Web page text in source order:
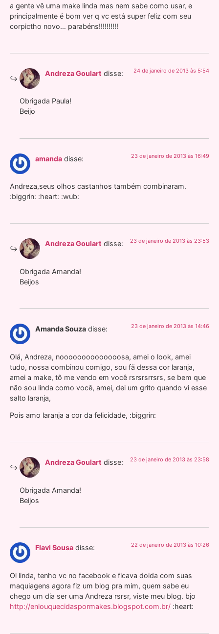
a gente vê uma make linda mas nem sabe como usar, e
principalmente é bom ver q vc está super feliz com seu
corpictho novo… parabéns!!!!!!!!!!
Andreza Goulart disse: 24 de janeiro de 2013 às 5:54
Obrigada Paula!
Beijo
amanda disse: 23 de janeiro de 2013 às 16:49
Andreza,seus olhos castanhos também combinaram.
:biggrin: :heart: :wub:
Andreza Goulart disse: 23 de janeiro de 2013 às 23:53
Obrigada Amanda!
Beijos
Amanda Souza disse: 23 de janeiro de 2013 às 14:46
Olá, Andreza, noooooooooooooosa, amei o look, amei
tudo, nossa combinou comigo, sou fã dessa cor laranja,
amei a make, tô me vendo em você rsrsrsrrsrs, se bem que
não sou linda como você, amei, dei um grito quando vi esse
salto laranja,
Pois amo laranja a cor da felicidade, :biggrin:
Andreza Goulart disse: 23 de janeiro de 2013 às 23:58
Obrigada Amanda!
Beijos
Flavi Sousa disse: 22 de janeiro de 2013 às 10:26
Oi linda, tenho vc no facebook e ficava doida com suas
maquiagens agora fiz um blog pra mim, quem sabe eu
chego um dia ser uma Andreza rsrsr, viste meu blog. bjo
http://enlouquecidaspormakes.blogspot.com.br/ :heart: